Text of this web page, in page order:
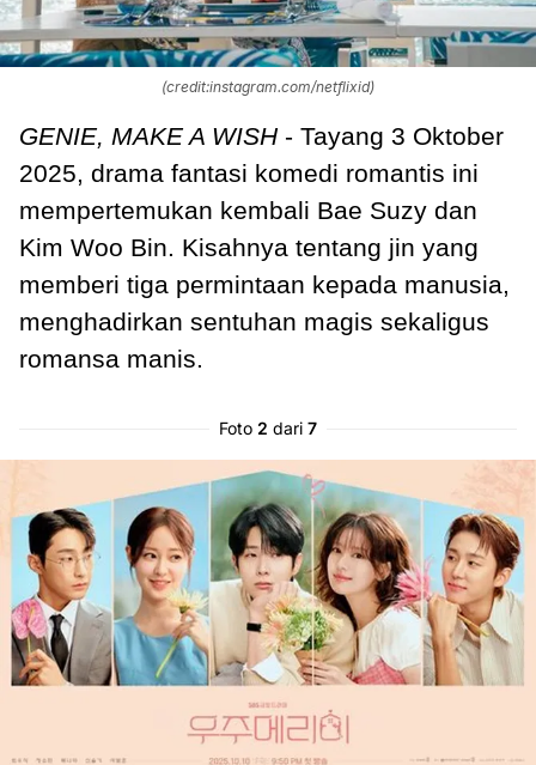
(credit:instagram.com/netflixid)
GENIE, MAKE A WISH - Tayang 3 Oktober
2025, drama fantasi komedi romantis ini
mempertemukan kembali Bae Suzy dan
Kim Woo Bin. Kisahnya tentang jin yang
memberi tiga permintaan kepada manusia,
menghadirkan sentuhan magis sekaligus
romansa manis.
Foto 2 dari 7